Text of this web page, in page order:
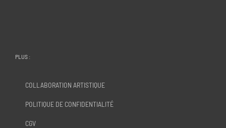
PLUS :
COLLABORATION ARTISTIQUE
POLITIQUE DE CONFIDENTIALITÉ
CGV